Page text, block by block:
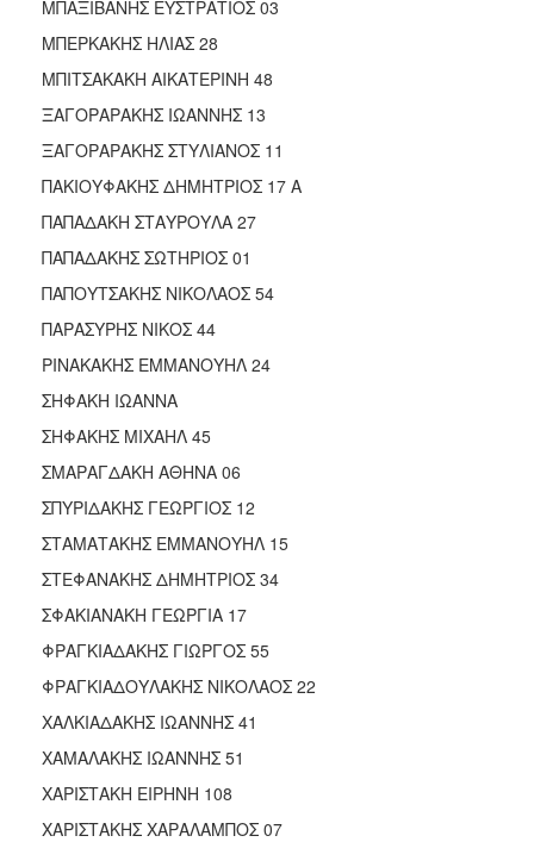
ΜΠΑΞΙΒΑΝΗΣ ΕΥΣΤΡΑΤΙΟΣ 03
ΜΠΕΡΚΑΚΗΣ ΗΛΙΑΣ 28
ΜΠΙΤΣΑΚΑΚΗ ΑΙΚΑΤΕΡΙΝΗ 48
ΞΑΓΟΡΑΡΑΚΗΣ ΙΩΑΝΝΗΣ 13
ΞΑΓΟΡΑΡΑΚΗΣ ΣΤΥΛΙΑΝΟΣ 11
ΠΑΚΙΟΥΦΑΚΗΣ ΔΗΜΗΤΡΙΟΣ 17 Α
ΠΑΠΑΔΑΚΗ ΣΤΑΥΡΟΥΛΑ 27
ΠΑΠΑΔΑΚΗΣ ΣΩΤΗΡΙΟΣ 01
ΠΑΠΟΥΤΣΑΚΗΣ ΝΙΚΟΛΑΟΣ 54
ΠΑΡΑΣΥΡΗΣ ΝΙΚΟΣ 44
ΡΙΝΑΚΑΚΗΣ ΕΜΜΑΝΟΥΗΛ 24
ΣΗΦΑΚΗ ΙΩΑΝΝΑ
ΣΗΦΑΚΗΣ ΜΙΧΑΗΛ 45
ΣΜΑΡΑΓΔΑΚΗ ΑΘΗΝΑ 06
ΣΠΥΡΙΔΑΚΗΣ ΓΕΩΡΓΙΟΣ 12
ΣΤΑΜΑΤΑΚΗΣ ΕΜΜΑΝΟΥΗΛ 15
ΣΤΕΦΑΝΑΚΗΣ ΔΗΜΗΤΡΙΟΣ 34
ΣΦΑΚΙΑΝΑΚΗ ΓΕΩΡΓΙΑ 17
ΦΡΑΓΚΙΑΔΑΚΗΣ ΓΙΩΡΓΟΣ 55
ΦΡΑΓΚΙΑΔΟΥΛΑΚΗΣ ΝΙΚΟΛΑΟΣ 22
ΧΑΛΚΙΑΔΑΚΗΣ ΙΩΑΝΝΗΣ 41
ΧΑΜΑΛΑΚΗΣ ΙΩΑΝΝΗΣ 51
ΧΑΡΙΣΤΑΚΗ ΕΙΡΗΝΗ 108
ΧΑΡΙΣΤΑΚΗΣ ΧΑΡΑΛΑΜΠΟΣ 07